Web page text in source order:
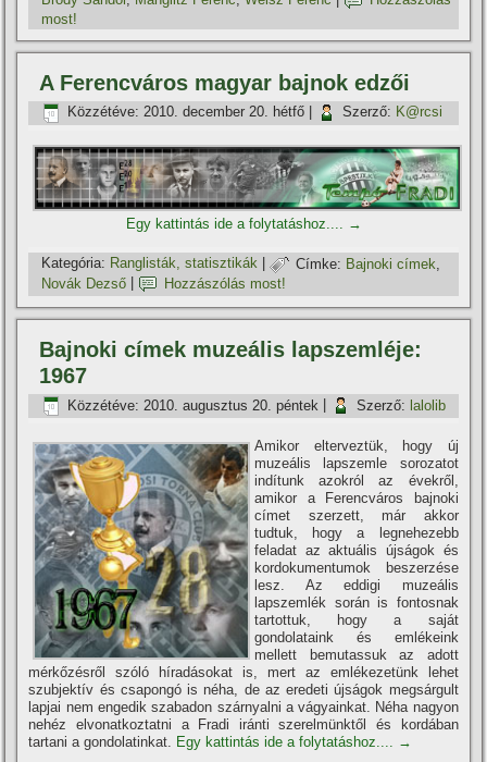
most!
A Ferencváros magyar bajnok edzői
Közzétéve: 2010. december 20. hétfő Szerző: K@rcsi
Egy kattintás ide a folytatáshoz.... →
Kategória: Ranglisták, statisztikák | Címke: Bajnoki cí­mek
Novák Dezső
Hozzászólás most!
Bajnoki cí­mek muzeális lapszemléje:
1967
Közzétéve: 2010. augusztus 20. péntek Szerző: lalolib
Amikor elterveztük, hogy új
muzeális lapszemle sorozatot
indí­tunk azokról az évekről,
amikor a Ferencváros bajnoki
cí­met szerzett, már akkor
tudtuk, hogy a legnehezebb
feladat az aktuális újságok és
kordokumentumok beszerzése
lesz. Az eddigi muzeális
lapszemlék során is fontosnak
tartottuk, hogy a saját
gondolataink és emlékeink
mellett bemutassuk az adott
mérkőzésről szóló hí­radásokat is, mert az emlékezetünk lehet
szubjektí­v és csapongó is néha, de az eredeti újságok megsárgult
lapjai nem engedik szabadon szárnyalni a vágyainkat. Néha nagyon
nehéz elvonatkoztatni a Fradi iránti szerelmünktől és kordában
tartani a gondolatinkat. Egy kattintás ide a folytatáshoz.... →